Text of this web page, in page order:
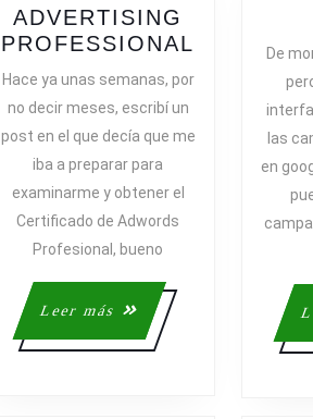
ADVERTISING
PROFESSIONAL GOOGLE
Hace ya unas semanas, por
no decir meses, escribí un
post en el que decía que me
iba a preparar para
examinarme y obtener el
Certificado de Adwords
Profesional, bueno
Leer más
Leer
más
De
las
en